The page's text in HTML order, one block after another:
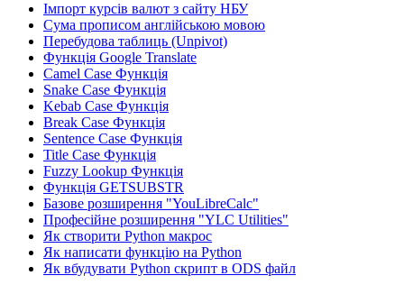
Імпорт курсів валют з сайту НБУ
Сума прописом англійською мовою
Перебудова таблиць (Unpivot)
Функція Google Translate
Camel Case Функція
Snake Case Функція
Kebab Case Функція
Break Case Функція
Sentence Case Функція
Title Case Функція
Fuzzy Lookup Функція
Функція GETSUBSTR
Базове розширення "YouLibreCalc"
Професійне розширення "YLC Utilities"
Як створити Python макрос
Як написати функцію на Python
Як вбудувати Python скрипт в ODS файл